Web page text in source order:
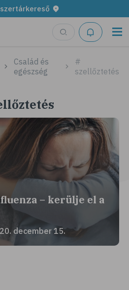
Család és
egészség
#
szellőztetés
– kerülje el a
december 15.